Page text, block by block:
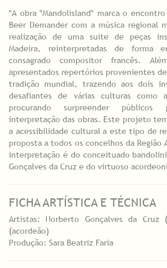
"A obra "Mandolisland" marca o
Beer Demander com a música regional
realização de uma suite de peças
Madeira, reinterpretadas de forma
consagrado compositor francês.
apresentados repertórios provenientes
tradição mundial, trazendo aos dois
desafiantes de várias culturas como
procurando surpreender
interpretação das obras. Este projeto
a acessibilidade cultural a este tipo de
proposta a todos os concelhos da Região
interpretação é do conceituado
Gonçalves da Cruz e do virtuoso
FICHA ARTÍSTICA E TÉCNICA
Artistas: Norberto Gonçalves da Cruz
(acordeão)
Produção: Sara Beatriz Faria